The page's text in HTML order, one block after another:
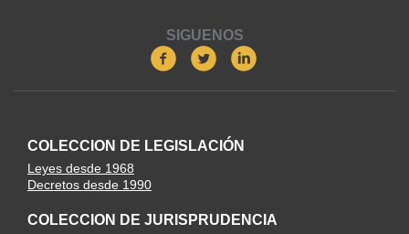
SIGUENOS
COLECCION DE LEGISLACIÓN
Leyes desde 1968
Decretos desde 1990
COLECCION DE JURISPRUDENCIA